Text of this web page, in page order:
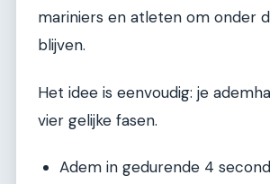
mariniers en atleten om onder
blijven.
Het idee is eenvoudig: je
vier gelijke fasen.
Adem in gedurende 4